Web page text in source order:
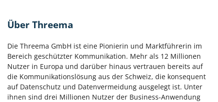
Über Threema
Die Threema GmbH ist eine Pionierin und Marktführerin im
Bereich geschützter Kommunikation. Mehr als 12 Millionen
Nutzer in Europa und darüber hinaus vertrauen bereits auf
die Kommunikationslösung aus der Schweiz, die konsequent
auf Datenschutz und Datenvermeidung ausgelegt ist. Unter
ihnen sind drei Millionen Nutzer der Business-Anwendung